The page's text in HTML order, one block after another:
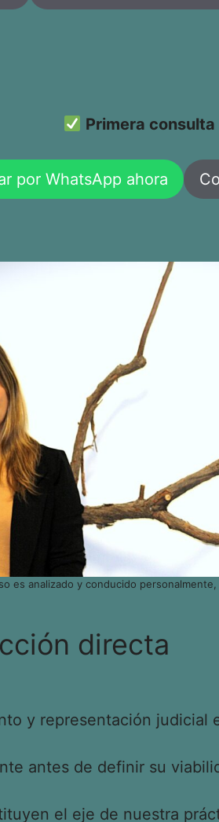
Primera
por WhatsApp ahora
es analizado y conducido
directa
y representación judicial
antes de definir su
el eje de nuestra